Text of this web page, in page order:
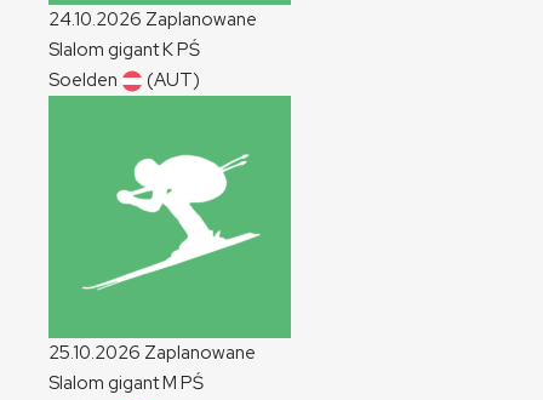
24.10.2026 Zaplanowane
Slalom gigantKPŚ
Soelden
(AUT)
25.10.2026 Zaplanowane
Slalom gigantM PŚ